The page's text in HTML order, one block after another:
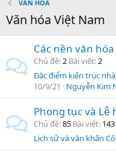
VĂN HÓA
Văn hóa Việt Nam
Các nền văn
Chủ đề 2 Bài viết 2
Đặc điểm kiến trúc
10/9/21
Nguyễn Kim
Phong tục và Lễ
Chủ đề 85 Bài viết 143
Lịch sử và văn khấn